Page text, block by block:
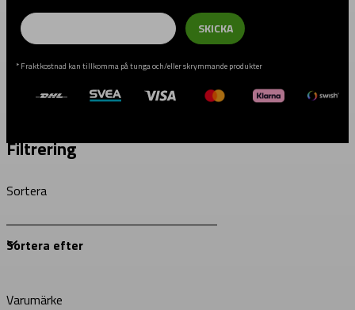
Email
SKICKA
* Fraktkostnad kan tillkomma på tunga och/eller skrymmande produkter
Filtrering
Sortera
Varumärke